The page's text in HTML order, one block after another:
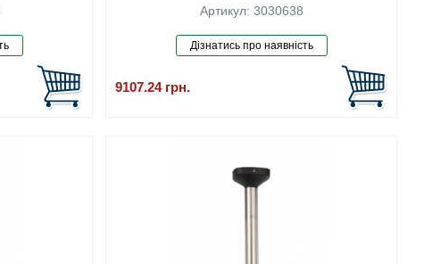
Артикул: 3030638
9107.24 грн.